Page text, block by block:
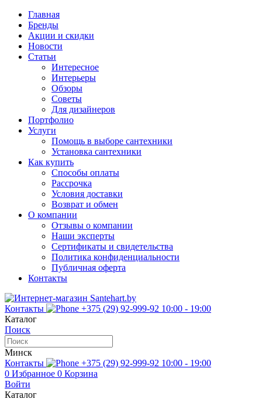
Главная
Бренды
Акции и скидки
Новости
Статьи
Интересное
Интерьеры
Обзоры
Советы
Для дизайнеров
Портфолио
Услуги
Помощь в выборе сантехники
Установка сантехники
Как купить
Способы оплаты
Рассрочка
Условия доставки
Возврат и обмен
О компании
Отзывы о компании
Наши эксперты
Сертификаты и свидетельства
Политика конфиденциальности
Публичная оферта
Контакты
Контакты +375 (29) 92-999-92 10:00 - 19:00
Каталог
Поиск
Минск
Контакты
+375 (29) 92-999-92 10:00 - 19:00
0 Избранное 0 Корзина
Войти
Каталог